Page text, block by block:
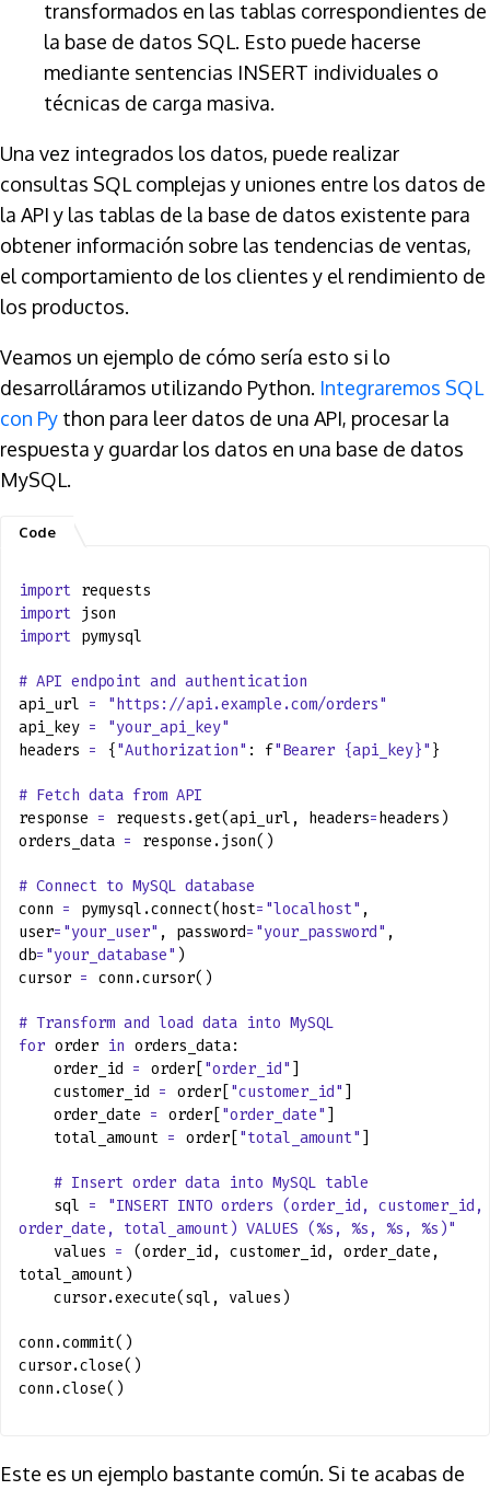
transformados en las tablas correspondientes de
la base de datos SQL. Esto puede hacerse
mediante sentencias INSERT individuales o
técnicas de carga masiva.
Una vez integrados los datos, puede realizar
consultas SQL complejas y uniones entre los datos de
la API y las tablas de la base de datos existente para
obtener información sobre las tendencias de ventas,
el comportamiento de los clientes y el rendimiento de
los productos.
Veamos un ejemplo de cómo sería esto si lo
desarrolláramos utilizando Python. Integraremos SQL
con Py thon para leer datos de una API, procesar la
respuesta y guardar los datos en una base de datos
MySQL.
import requests
import json
import pymysql
# API endpoint and authentication
api_url =
"https://api.example.com/orders"
api_key =
"your_api_key"
headers = {"Authorization" : f"Bearer {api_key}" }
# Fetch data from API
response = requests.get(api_url, headers=headers)
orders_data = response.json()
# Connect to MySQL database
conn = pymysql.connect(host= "localhost" ,
user= "your_user" , password= "your_password" ,
db= "your_database" )
cursor = conn.cursor()
# Transform and load data into MySQL
for order in orders_data:
order_id = order["order_id" ]
customer_id = order["customer_id" ]
order_date = order["order_date" ]
total_amount = order["total_amount" ]
# Insert order data into MySQL table
sql =
"INSERT INTO orders (order_id, customer_id,
order_date, total_amount) VALUES (%s, %s, %s, %s)"
values =
(order_id, customer_id, order_date,
total_amount)
cursor.execute(sql, values)
conn.commit()
cursor.close()
conn.close()
Este es un ejemplo bastante común. Si te acabas de